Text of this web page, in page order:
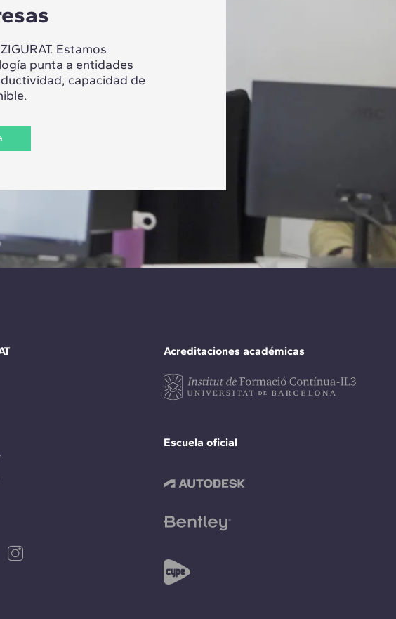
Estamos
punta a entidades
capacidad de
Acreditaciones académicas
Escuela oficial